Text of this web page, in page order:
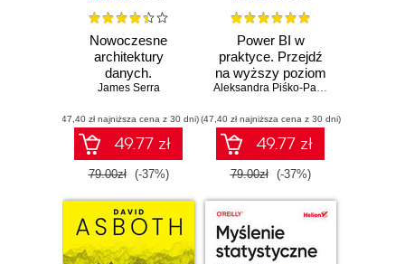
Nowoczesne
architektury
danych.
Przewodnik po
siatce danych oraz
Data Fabric i Data
Lakehouse
James Serra
(47,40 zł najniższa cena z 30 dni)
49.77 zł
79.00zł (-37%)
Power BI w
praktyce. Przejdź
na wyższy poziom
analizy danych Aleksandra Piśko-Pancerz
(47,40 zł najniższa cena z 30 dni)
49.77 zł
79.00zł (-37%)